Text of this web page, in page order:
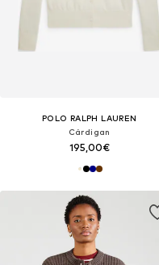
POLO RALPH LAUREN
Cárdigan
195,00€